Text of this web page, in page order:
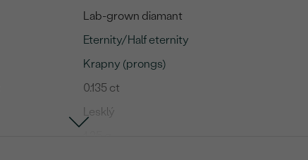
Lab-grown diamant
Eternity/Half eternity
Krapny (prongs)
0.135 ct
Lesklý